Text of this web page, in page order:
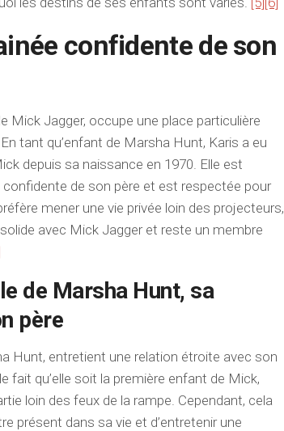
confidente de son
Mick Jagger, occupe une place particulière
tant qu’enfant de Marsha Hunt, Karis a eu
depuis sa naissance en 1970. Elle est
de son père et est respectée pour
mener une vie privée loin des projecteurs,
avec Mick Jagger et reste un membre
de Marsha Hunt, sa
père
Hunt, entretient une relation étroite avec son
fait qu’elle soit la première enfant de Mick,
loin des feux de la rampe. Cependant, cela
présent dans sa vie et d’entretenir une